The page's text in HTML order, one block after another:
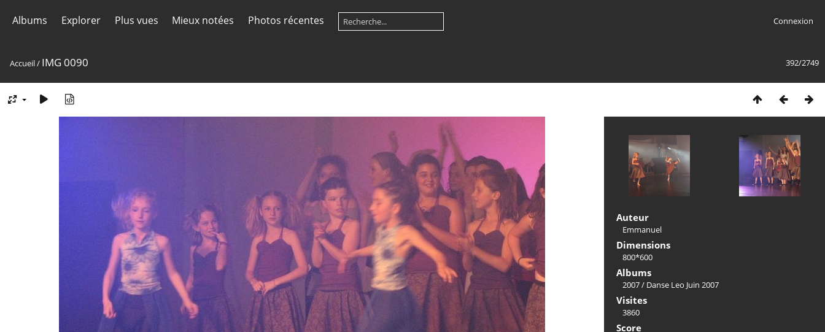
Albums Explorer Plus vues Mieux notées Photos récentes Connexion
392/2749
Accueil/ IMG 0090
Auteur
Emmanuel
Dimensions
800*600
Albums
2007/ Danse Leo Juin 2007
Visites
3860
Score